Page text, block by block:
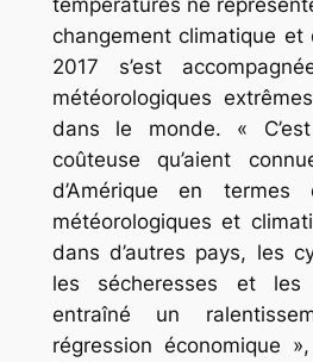
changement climatique et
2017 s’est
météorologiques
dans le monde. «
coûteuse qu’aient
d’Amérique en termes
météorologiques et
dans d’autres pays, les
les sécheresses et les
entraîné un
régression économique